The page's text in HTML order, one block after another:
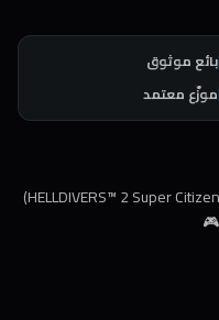
بائع موثوق
موزّع معتمد
سنقوم بشراء لعبة (HELLDIVERS™ 2 Super Citizen Sürümü - Yükseltme)